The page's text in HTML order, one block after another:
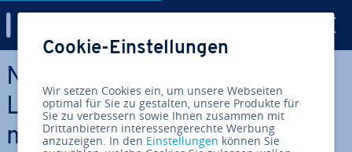
Zum Haupt­in­halt springen
Nextcloud Logging: Welche
Logs gibt es und wie öffnet
man sie?
Cookie-Einstellungen
Wir setzen Cookies ein, um unsere Webseiten
optimal für Sie zu gestalten, unsere Produkte für
Sie zu verbessern sowie Ihnen zusammen mit
Drittanbietern interessengerechte Werbung
anzuzeigen. In den Einstellungen können Sie